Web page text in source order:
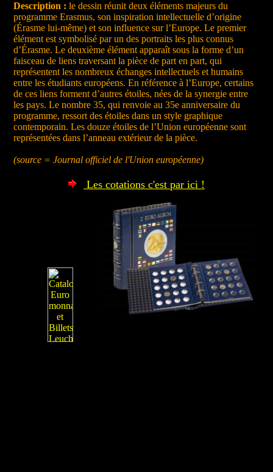
Description : le dessin réunit deux éléments majeurs du
programme Erasmus, son inspiration intellectuelle d’origine
(Érasme lui-même) et son influence sur l’Europe. Le premier
élément est symbolisé par un des portraits les plus connus
d’Érasme. Le deuxième élément apparaît sous la forme d’un
faisceau de liens traversant la pièce de part en part, qui
représentent les nombreux échanges intellectuels et humains
entre les étudiants européens. En référence à l’Europe, certains
de ces liens forment d’autres étoiles, nées de la synergie entre
les pays. Le nombre 35, qui renvoie au 35e anniversaire du
programme, ressort des étoiles dans un style graphique
contemporain. Les douze étoiles de l’Union européenne sont
représentées dans l’anneau extérieur de la pièce.
(source = Journal officiel de l'Union européenne)
Les cotations c'est par ici !